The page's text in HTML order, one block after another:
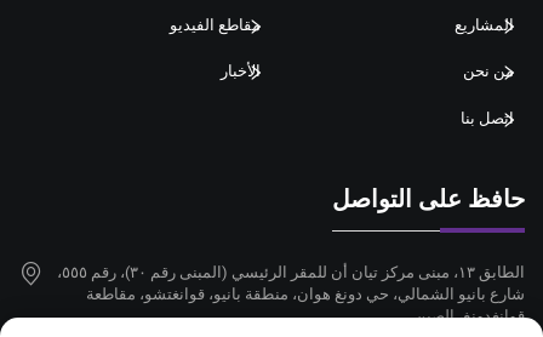
المشاريع مقاطع الفيديو
من نحن الأخبار
اتصل بنا
حافظ على التواصل
الطابق ١٣، مبنى مركز تيان أن للمقر الرئيسي (المبنى رقم ٣٠)، رقم ٥٥٥،
شارع بانيو الشمالي، حي دونغ هوان، منطقة بانيو، قوانغتشو، مقاطعة
قوانغدونغ، الصين